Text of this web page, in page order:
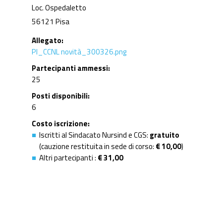
Loc. Ospedaletto
56121 Pisa
Allegato
PI_CCNL novità_300326.png
Partecipanti ammessi
25
Posti disponibili
6
Costo iscrizione
Iscritti al Sindacato Nursind e CGS: gratuito
(cauzione restituita in sede di corso: € 10,00)
Altri partecipanti : € 31,00